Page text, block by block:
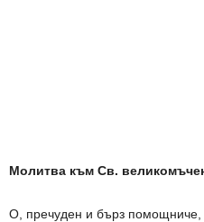
Молитва към Св.
О, пречуден и бърз помощниче,